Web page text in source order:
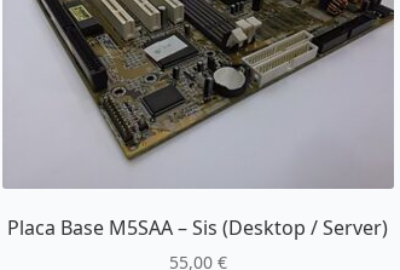
Placa Base M5SAA – Sis (Desktop / Server)
55,00 €